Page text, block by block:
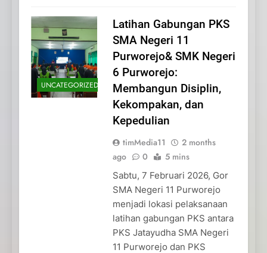
UNCATEGORIZED
Latihan Gabungan PKS
SMA Negeri 11
Purworejo& SMK Negeri
6 Purworejo:
Membangun Disiplin,
Kekompakan, dan
Kepedulian
timMedia11
2 months
ago
0 5 mins
Sabtu, 7 Februari 2026, Gor
SMA Negeri 11 Purworejo
menjadi lokasi pelaksanaan
latihan gabungan PKS antara
PKS Jatayudha SMA Negeri
11 Purworejo dan PKS